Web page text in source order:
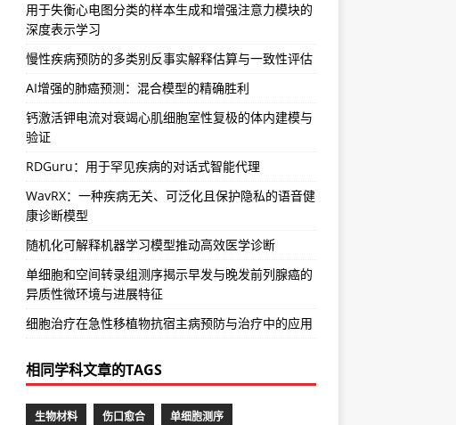
用于失衡心电图分类的样本生成和增强注意力模块的
深度表示学习
慢性疾病预防的多类别反事实解释估算与一致性评估
AI增强的肺癌预测：混合模型的精确胜利
钙激活钾电流对衰竭心肌细胞室性复极的体内建模与
验证
RDGuru：用于罕见疾病的对话式智能代理
WavRX：一种疾病无关、可泛化且保护隐私的语音健
康诊断模型
随机化可解释机器学习模型推动高效医学诊断
单细胞和空间转录组测序揭示早发与晚发前列腺癌的
异质性微环境与进展特征
细胞治疗在急性移植物抗宿主病预防与治疗中的应用
相同学科文章的TAGS
生物材料 伤口愈合 单细胞测序